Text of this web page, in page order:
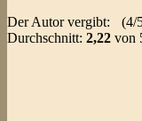
Der Autor vergibt:
(4/
Durchschnitt: 2,22 von